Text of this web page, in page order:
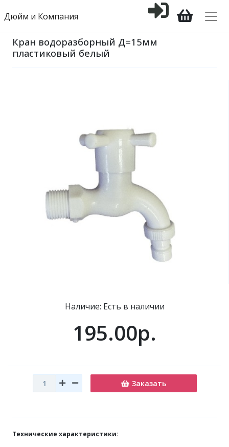
Дюйм и Компания
Кран водоразборный Д=15мм
пластиковый белый
Наличие: Есть в наличии
195.00р.
Заказать
Технические характеристики: